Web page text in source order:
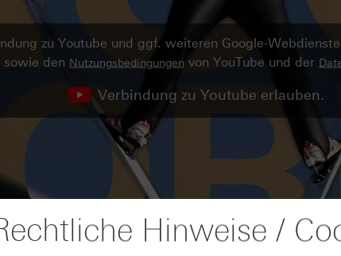
zu Youtube und ggf. weiteren Google-
sowie den Nutzungsbedingungen von YouTube und der
Verbindung zu Youtube erlauben.
Hinweise /